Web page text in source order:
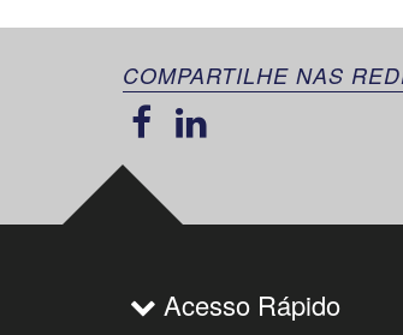
COMPARTILHE NAS
Acesso Rápido